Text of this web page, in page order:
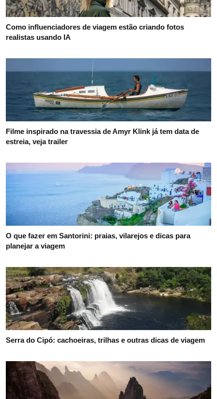
Como influenciadores de viagem estão criando fotos
realistas usando IA
Filme inspirado na travessia de Amyr Klink já tem data de
estreia, veja trailer
O que fazer em Santorini: praias, vilarejos e dicas para
planejar a viagem
Serra do Cipó: cachoeiras, trilhas e outras dicas de viagem